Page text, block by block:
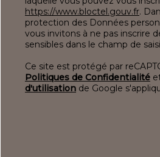
https://www.bloctel.gouv.fr.
protection des Données
vous invitons à ne pas inscrire
sensibles dans le champ de
Ce site est protégé par
Politiques de Confidentialité
d'utilisation de Google